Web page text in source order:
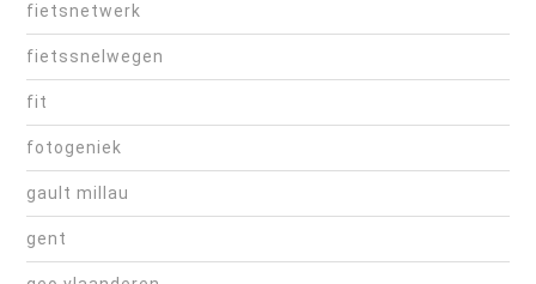
fietsnetwerk
fietssnelwegen
fit
fotogeniek
gault millau
gent